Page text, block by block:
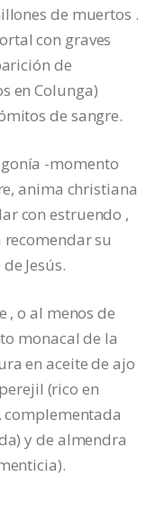
de muertos .
con graves
de
en Colunga)
de sangre.
-momento
anima christiana
con estruendo ,
su
Jesús.
, o al menos de
monacal de la
en aceite de ajo
(rico en
y de almendra